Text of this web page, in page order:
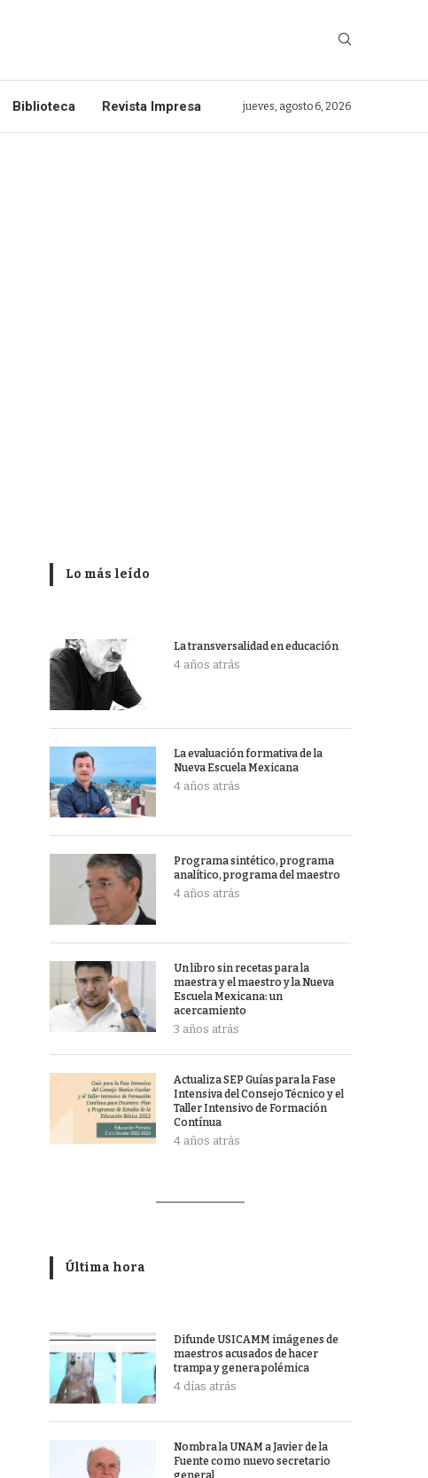
Biblioteca Revista Impresa jueves, agosto 6, 2026
Lo más leído
La transversalidad en educación
4 años atrás
La evaluación formativa de la
Nueva Escuela Mexicana
4 años atrás
Programa sintético, programa
analítico, programa del maestro
4 años atrás
Un libro sin recetas para la
maestra y el maestro y la Nueva
Escuela Mexicana: un
acercamiento
3 años atrás
Actualiza SEP Guías para la Fase
Intensiva del Consejo Técnico y el
Taller Intensivo de Formación
Contínua
4 años atrás
Última hora
Difunde USICAMM imágenes de
maestros acusados de hacer
trampa y genera polémica
4 días atrás
Nombra la UNAM a Javier de la
Fuente como nuevo secretario
general